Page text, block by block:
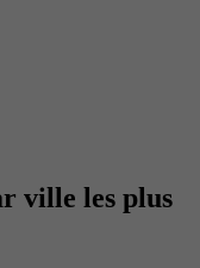
ville les plus